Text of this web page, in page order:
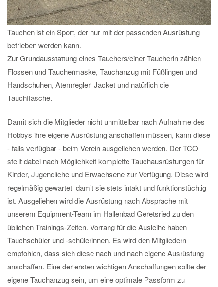
Tauchen ist ein Sport, der nur mit der passenden Ausrüstung
betrieben werden kann.
Zur Grundausstattung eines Tauchers/einer Taucherin zählen
Flossen und Tauchermaske, Tauchanzug mit Füßlingen und
Handschuhen, Atemregler, Jacket und natürlich die
Tauchflasche.
Damit sich die Mitglieder nicht unmittelbar nach Aufnahme des
Hobbys ihre eigene Ausrüstung anschaffen müssen, kann diese
- falls verfügbar - beim Verein ausgeliehen werden. Der TCO
stellt dabei nach Möglichkeit komplette Tauchausrüstungen für
Kinder, Jugendliche und Erwachsene zur Verfügung. Diese wird
regelmäßig gewartet, damit sie stets intakt und funktionstüchtig
ist. Ausgeliehen wird die Ausrüstung nach Absprache mit
unserem Equipment-Team im Hallenbad Geretsried zu den
üblichen Trainings-Zeiten. Vorrang für die Ausleihe haben
Tauchschüler und -schülerinnen. Es wird den Mitgliedern
empfohlen, dass sich diese nach und nach eigene Ausrüstung
anschaffen. Eine der ersten wichtigen Anschaffungen sollte der
eigene Tauchanzug sein, um eine optimale Passform zu